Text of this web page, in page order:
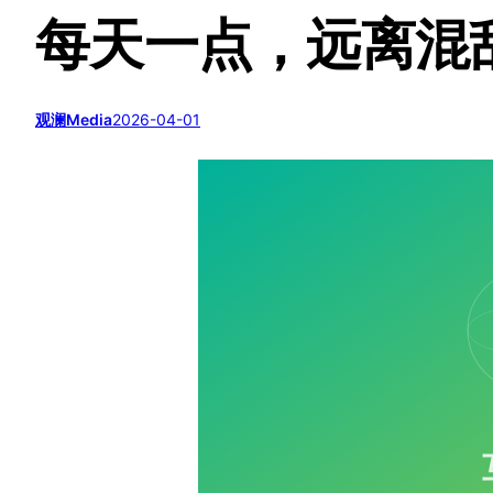
每天一点，远离混
观澜Media2026-04-01